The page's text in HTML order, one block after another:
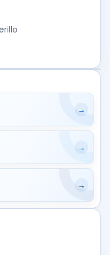
→
→
→